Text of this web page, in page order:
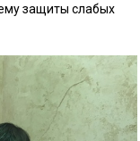
защиты слабых